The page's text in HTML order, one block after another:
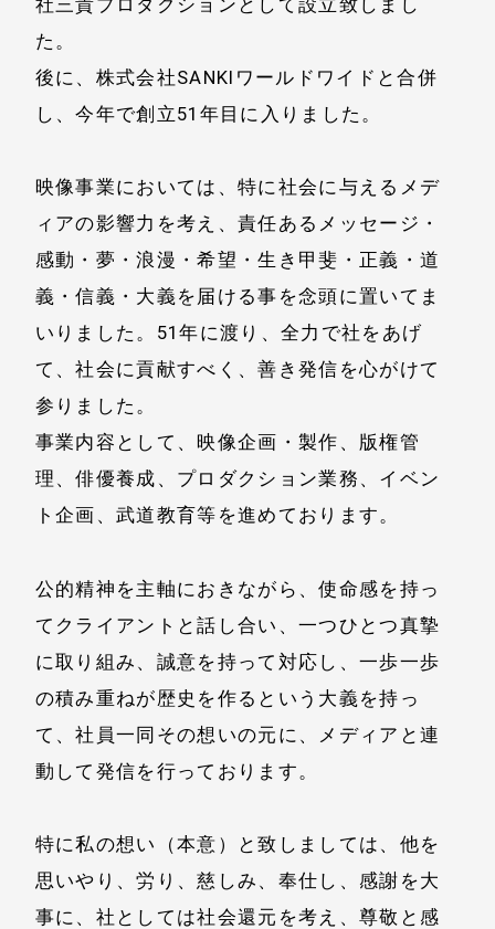
TALENT
Fujioka
天翔愛 Ai
藤岡真威人
Maito Fujioka
天翔天音 Amane
Tensho
藤岡舞衣 Mai
Fujioka
ACCESS
CONTACT
た。
後に、株式会社SANKIワールドワイドと合併
し、今年で創立51年目に入りました。
映像事業においては、特に社会に与えるメデ
ィアの影響力を考え、責任あるメッセージ・
感動・夢・浪漫・希望・生き甲斐・正義・道
義・信義・大義を届ける事を念頭に置いてま
いりました。51年に渡り、全力で社をあげ
て、社会に貢献すべく、善き発信を心がけて
参りました。
事業内容として、映像企画・製作、版権管
理、俳優養成、プロダクション業務、イベン
ト企画、武道教育等を進めております。
公的精神を主軸におきながら、使命感を持っ
てクライアントと話し合い、一つひとつ真摯
に取り組み、誠意を持って対応し、一歩一歩
の積み重ねが歴史を作るという大義を持っ
て、社員一同その想いの元に、メディアと連
動して発信を行っております。
特に私の想い（本意）と致しましては、他を
思いやり、労り、慈しみ、奉仕し、感謝を大
事に、社としては社会還元を考え、尊敬と感